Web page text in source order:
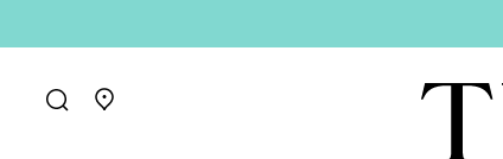
매장 찾기로 가기